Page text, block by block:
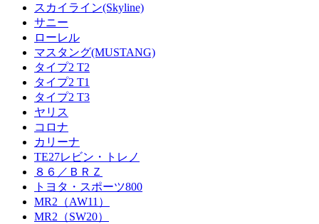
スカイライン(Skyline)
サニー
ローレル
マスタング(MUSTANG)
タイプ2 T2
タイプ2 T1
タイプ2 T3
ヤリス
コロナ
カリーナ
TE27レビン・トレノ
８６／ＢＲＺ
トヨタ・スポーツ800
MR2（AW11）
MR2（SW20）